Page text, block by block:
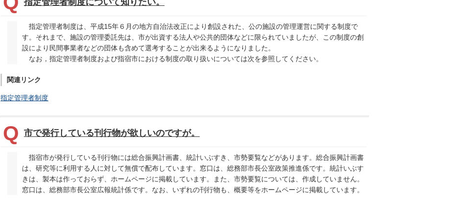
指定管理者制度について知りたい。
指定管理者制度は、平成15年６月の地方自治法改正により創設された、公の施設の管理運営に関する制度で
す。それまで、施設の管理委託先は、市が出資する法人や公共的団体などに限られていましたが、この制度の創
設により民間事業者などの団体も含めて選考することが出来るようになりました。
なお，指定管理者制度および指宿市における制度の取り扱いについては次を参照してください。
関連リンク
指定管理者制度
市で発行している刊行物が欲しいのですが。
指宿市が発行している刊行物には総合振興計画書、統計いぶすき、市勢要覧などがあります。総合振興計画書
は、研究等に利用する人に対して無償で配布しています。窓口は、総務部市長公室政策推進係です。統計いぶす
きは、製本は作っておらず、ホームページに掲載しています。また、市勢要覧については、作成していません。
窓口は、総務部市長公室広報統計係です。なお、いずれの刊行物も、概要等をホームページに掲載しています。